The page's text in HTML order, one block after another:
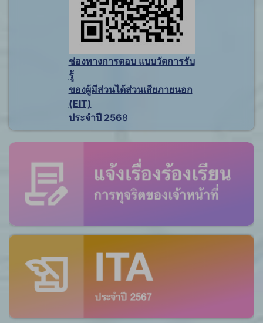
ช่องทางการตอบ แบบวัดการรับ
รู้
ของผู้มีส่วนได้ส่วนเสียภายนอก
(EIT)
ประจำปี 2568